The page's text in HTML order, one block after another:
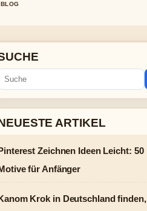
BLOG
ARTIKEL
Zeichnen Ideen Leicht: 50
für Anfänger
Krok in Deutschland finden,